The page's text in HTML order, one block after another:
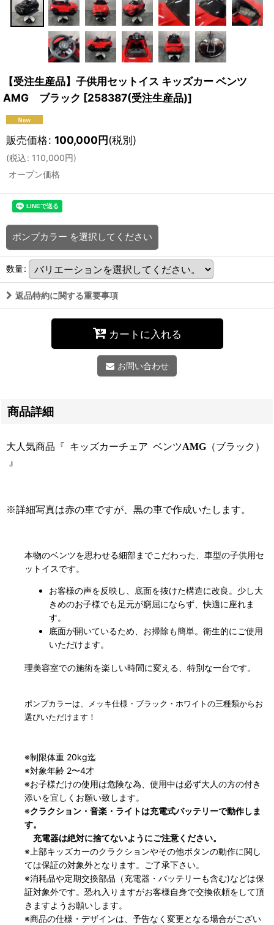
【受注生産品】子供用セットイス キッズカー ベンツ
AMG ブラック [258387(受注生産品)]
販売価格: 100,000円(税別)
(税込: 110,000円)
オープン価格
ポンプカラー を選択してください
数量:
返品特約に関する重要事項
カートに入れる
お問い合わせ
商品詳細
大人気商品『 キッズカーチェア ベンツAMG （ブラック）
』
※詳細写真は赤の車ですが、黒の車で作成いたします。
本物のベンツを思わせる細部までこだわった、車型の子供用セ
ットイスです。
お客様の声を反映し、底面を抜けた構造に改良。少し大
きめのお子様でも足元が窮屈にならず、快適に座れま
す。
底面が開いているため、お掃除も簡単。衛生的にご使用
いただけます。
理美容室での施術を楽しい時間に変える、特別な一台です。
ポンプカラーは、メッキ仕様・ブラック・ホワイトの三種類からお
選びいただけます！
※制限体重 20kg迄
※対象年齢 2〜4才
※お子様だけの使用は危険な為、使用中は必ず大人の方の付き
添いを宜しくお願い致します。
※クラクション・音楽・ライトは充電式バッテリーで動作しま
す。
充電器は絶対に捨てないようにご注意ください。
※上部キッズカーのクラクションやその他ボタンの動作に関し
ては保証の対象外となります。ご了承下さい。
※消耗品や定期交換部品（充電器・バッテリーも含む)などは保
証対象外です。恐れ入りますがお客様自身で交換依頼をして頂
きますようお願いします。
※商品の仕様・デザインは、予告なく変更となる場合がござい